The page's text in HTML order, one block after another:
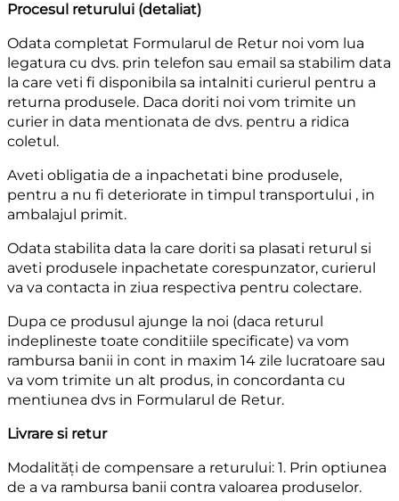
Procesul returului (detaliat)
Odata completat Formularul de Retur noi vom lua
legatura cu dvs. prin telefon sau email sa stabilim data
la care veti fi disponibila sa intalniti curierul pentru a
returna produsele. Daca doriti noi vom trimite un
curier in data mentionata de dvs. pentru a ridica
coletul.
Aveti obligatia de a inpachetati bine produsele,
pentru a nu fi deteriorate in timpul transportului , in
ambalajul primit.
Odata stabilita data la care doriti sa plasati returul si
aveti produsele inpachetate corespunzator, curierul
va va contacta in ziua respectiva pentru colectare.
Dupa ce produsul ajunge la noi (daca returul
indeplineste toate conditiile specificate) va vom
rambursa banii in cont in maxim 14 zile lucratoare sau
va vom trimite un alt produs, in concordanta cu
mentiunea dvs in Formularul de Retur.
Livrare si retur
Modalități de compensare a returului: 1. Prin optiunea
de a va rambursa banii contra valoarea produselor.